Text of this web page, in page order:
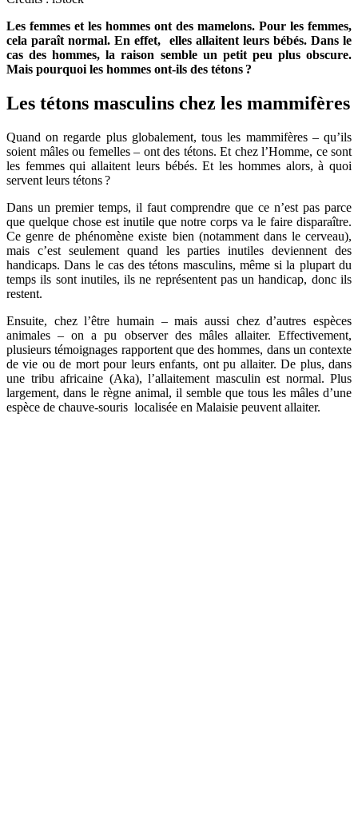
Les femmes et les hommes ont des mamelons. Pour les femmes,
cela paraît normal. En effet, elles allaitent leurs bébés. Dans le
cas des hommes, la raison semble un petit peu plus obscure.
Mais pourquoi les hommes ont-ils des tétons ?
Les tétons masculins chez les mammifères
Quand on regarde plus globalement, tous les mammifères – qu’ils
soient mâles ou femelles – ont des tétons. Et chez l’Homme, ce sont
les femmes qui allaitent leurs bébés. Et les hommes alors, à quoi
servent leurs tétons ?
Dans un premier temps, il faut comprendre que ce n’est pas parce
que quelque chose est inutile que notre corps va le faire disparaître.
Ce genre de phénomène existe bien (notamment dans le cerveau),
mais c’est seulement quand les parties inutiles deviennent des
handicaps. Dans le cas des tétons masculins, même si la plupart du
temps ils sont inutiles, ils ne représentent pas un handicap, donc ils
restent.
Ensuite, chez l’être humain – mais aussi chez d’autres espèces
animales – on a pu observer des mâles allaiter. Effectivement,
plusieurs témoignages rapportent que des hommes, dans un contexte
de vie ou de mort pour leurs enfants, ont pu allaiter. De plus, dans
une tribu africaine (Aka), l’allaitement masculin est normal. Plus
largement, dans le règne animal, il semble que tous les mâles d’une
espèce de chauve-souris localisée en Malaisie peuvent allaiter.